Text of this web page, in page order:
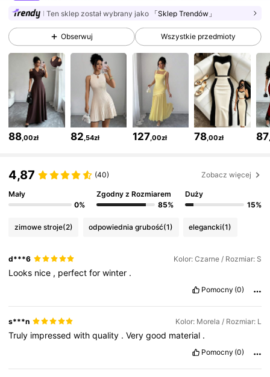
4,77 3M Obserwujący
4,77 3M Obserwujący
4,77 3M Obserwujący
3M Obserwujący
3M Obserwujący
4,77 3M Obserwujący
Ten sklep został wybrany jako 「Sklep Trendów」
Obserwuj Wszystkie przedmioty
88,00zł 82,54zł 127,00zł 78,00zł 87
4,87 (40) Zobacz więcej
Mały
0%
Zgodny z Rozmiarem
85%
Duży
15%
zimowe stroje(2) odpowiednia grubość(1) elegancki(1)
d***6 Kolor: Czarne / Rozmiar: S
Looks nice , perfectforwinter .
Pomocny (0)
s***n Kolor: Morela / Rozmiar: L
Truly impressedwithquality .Verygood material .
Pomocny (0)